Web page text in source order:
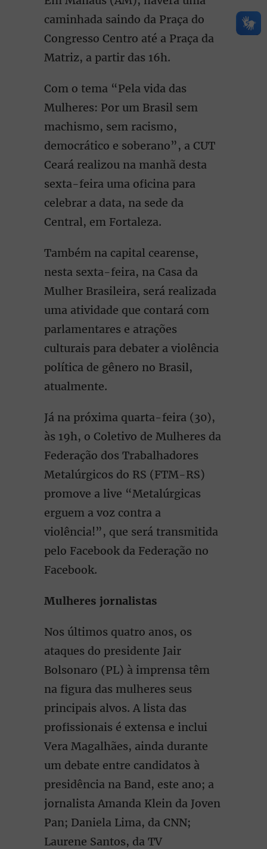
caminhada saindo da Praça do
Congresso Centro até a Praça da
Matriz, a partir das 16h.
Com o tema “Pela vida das
Mulheres: Por um Brasil sem
machismo, sem racismo,
democrático e soberano”, a CUT
Ceará realizou na manhã desta
sexta-feira uma oficina para
celebrar a data, na sede da
Central, em Fortaleza.
Também na capital cearense,
nesta sexta-feira, na Casa da
Mulher Brasileira, será realizada
uma atividade que contará com
parlamentares e atrações
culturais para debater a violência
política de gênero no Brasil,
atualmente.
Já na próxima quarta-feira (30),
às 19h, o Coletivo de Mulheres da
Federação dos Trabalhadores
Metalúrgicos do RS (FTM-RS)
promove a live “Metalúrgicas
erguem a voz contra a
violência!”, que será transmitida
pelo Facebook da Federação no
Facebook.
Mulheres jornalistas
Nos últimos quatro anos, os
ataques do presidente Jair
Bolsonaro (PL) à imprensa têm
na figura das mulheres seus
principais alvos. A lista das
profissionais é extensa e inclui
Vera Magalhães, ainda durante
um debate entre candidatos à
presidência na Band, este ano; a
jornalista Amanda Klein da Joven
Pan; Daniela Lima, da CNN;
Laurene Santos, da TV